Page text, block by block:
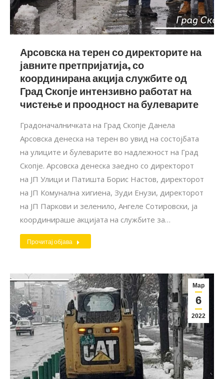
Арсовска на терен со директорите на
јавните претпријатија, со
координирана акција службите од
Град Скопје интензивно работат на
чистење и проодност на булеварите
Градоначалничката на Град Скопје Данела
Арсовска денеска на терен во увид на состојбата
на улиците и булеварите во надлежност на Град
Скопје. Арсовска денеска заедно со директорот
на ЈП Улици и Патишта Борис Настов, директорот
на ЈП Комунална хигиена, Зуди Енузи, директорот
на ЈП Паркови и зеленило, Ангеле Сотировски, ја
координираше акцијата на службите за…
Прочитај објава
Мар
6
2022